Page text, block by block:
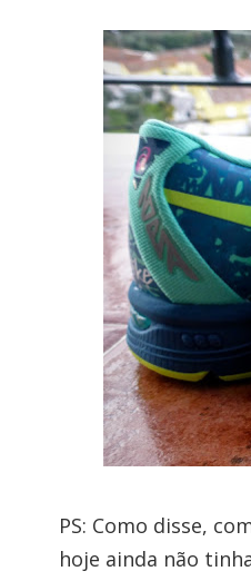
PS: Como disse,
hoje ainda não